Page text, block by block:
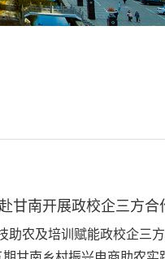
甘南开展政校企三方合
农及培训赋能政校企三